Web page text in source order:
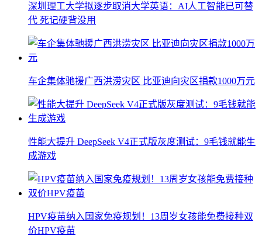
深圳理工大学拟逐步取消大学英语：AI人工智能已可替
代 死记硬背没用
车企集体驰援广西洪涝灾区 比亚迪向灾区捐款1000万元
性能大提升 DeepSeek V4正式版灰度测试：9毛钱就能生
成游戏
HPV疫苗纳入国家免疫规划！13周岁女孩能免费接种双
价HPV疫苗